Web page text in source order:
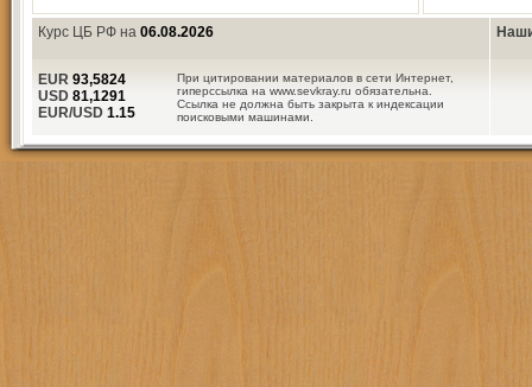
Курс ЦБ РФ на 06.08.2026
При цитировании материалов в сети Интернет,
гиперссылка на www.sevkray.ru обязательна.
Ссылка не должна быть закрыта к индексации
поисковыми машинами.
EUR 93,5824
USD 81,1291
EUR/USD 1.15